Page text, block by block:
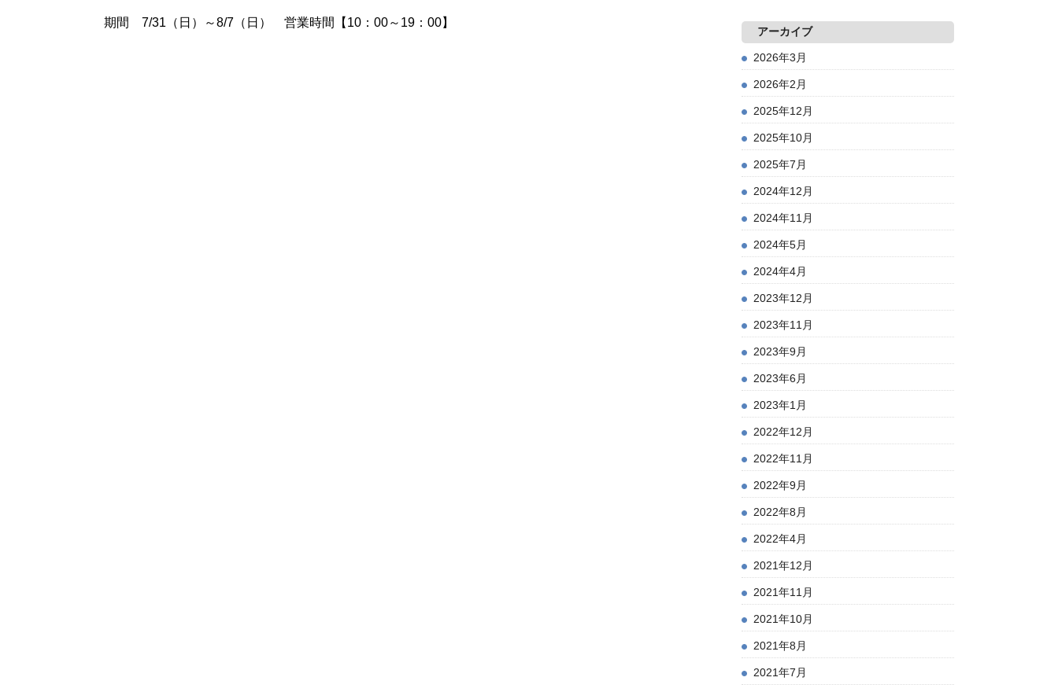
期間 7/31（日）～8/7（日） 営業時間【10：00～19：00】
アーカイブ
2026年3月
2026年2月
2025年12月
2025年10月
2025年7月
2024年12月
2024年11月
2024年5月
2024年4月
2023年12月
2023年11月
2023年9月
2023年6月
2023年1月
2022年12月
2022年11月
2022年9月
2022年8月
2022年4月
2021年12月
2021年11月
2021年10月
2021年8月
2021年7月